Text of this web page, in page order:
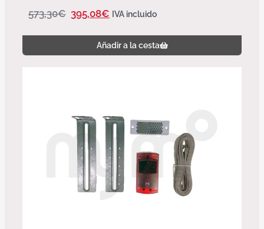
573,30€ 395,08€ IVA incluido
Añadir a la cesta